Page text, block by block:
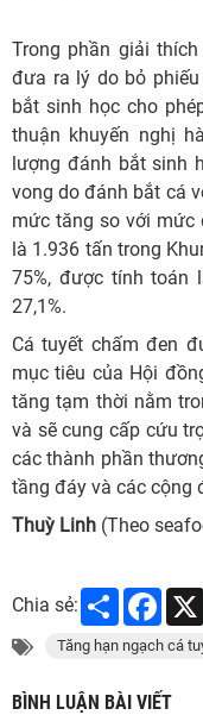
Trong phần giải
đưa ra lý do bỏ
bắt sinh học cho
thuận khuyến nghị
lượng đánh bắt sinh
vong do đánh bắt cá
mức tăng so với mức
là 1.936 tấn trong
75%, được tính toán
27,1%.
Cá tuyết chấm đen
mục tiêu của Hội
tăng tạm thời nằm
và sẽ cung cấp cứu
các thành phần
tầng đáy và các cộng
Thuỳ Linh (Theo
Chia sẻ: Share
Tăng hạn ngạch cá
BÌNH LUẬN BÀI VIẾT